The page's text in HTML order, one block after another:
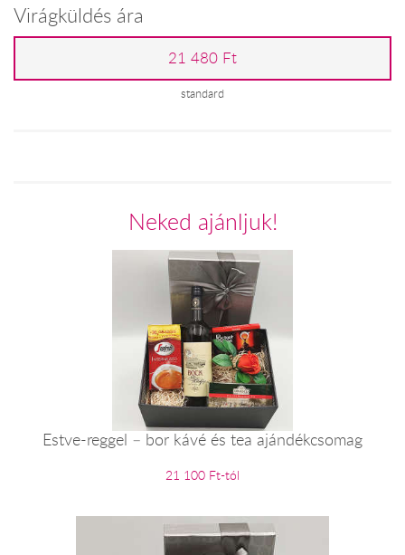
Virágküldés ára
21 480 Ft
standard
Neked ajánljuk!
Estve-reggel – bor kávé és tea ajándékcsomag
21 100 Ft-tól